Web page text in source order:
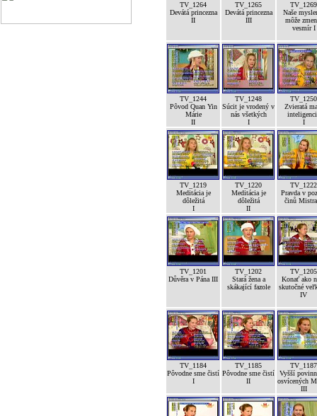
TV_1264
Devátá princezna
II
TV_1265
Devátá princezna
III
TV_1269
Naše
môže
vesmír I
TV_1244
Pôvod Quan Yin
Márie
II
TV_1248
Súcit je vrodený v
nás všetkých
I
TV_1250
Zvieratá
I
TV_1219
Meditácia je
dôležitá
I
TV_1220
Meditácia je
dôležitá
II
TV_1222
Pravda v
činů
TV_1201
Důvěra v Pána III
TV_1202
Stará žena a
skákající fazole
TV_1205
Konať ako
skutočné
IV
TV_1184
Pôvodne sme čistí
I
TV_1185
Pôvodne sme čistí
II
TV_1187
Vyšší
osvícených
III